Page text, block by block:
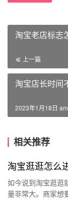
淘宝老店标志
上一篇
淘宝店长时间
2023年1月18日
相关推荐
淘宝逛逛怎么
如今说到淘宝逛逛
量非常大。商家想